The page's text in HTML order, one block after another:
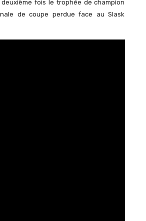
fois le trophée de champion
de coupe perdue face au Slask